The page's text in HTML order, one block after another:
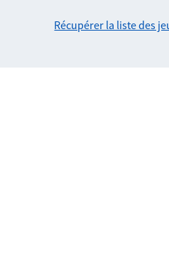
Récupérer la liste des